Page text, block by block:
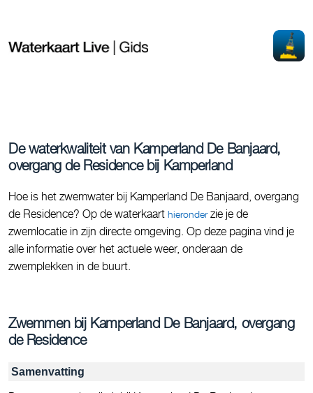
De waterkwaliteit van Kamperland De Banjaard,
overgang de Residence bij Kamperland
Hoe is het zwemwater bij Kamperland De Banjaard, overgang
de Residence? Op de waterkaart hieronderzie je de
zwemlocatie in zijn directe omgeving. Op deze pagina vind je
alle informatie over het actuele weer, onderaan de
zwemplekken in de buurt.
Zwemmen bij Kamperland De Banjaard, overgang
de Residence
Samenvatting